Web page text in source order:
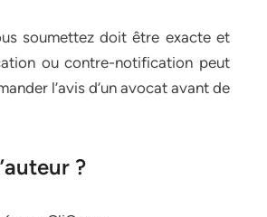
soumettez doit être exacte et
ou contre-notification peut
l’avis d’un avocat avant de
?